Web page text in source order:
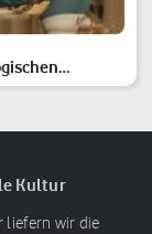
Kultur
liefern wir die